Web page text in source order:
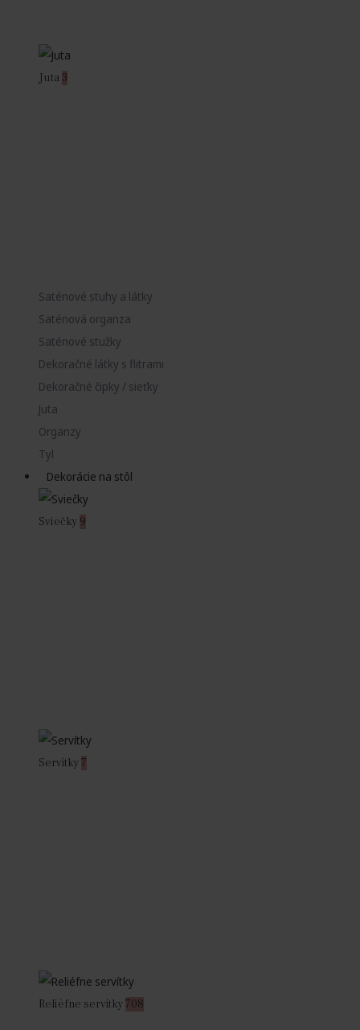
Juta 3
Saténové stuhy a látky
Saténová organza
Saténové stužky
Dekoračné látky s flitrami
Dekoračné čipky / sieťky
Juta
Organzy
Tyl
Dekorácie na stôl
Sviečky 9
Servítky7
Reliéfne servítky708